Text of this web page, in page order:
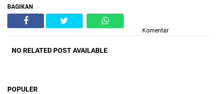
BAGIKAN
Komentar
NO RELATED POST AVAILABLE
POPULER